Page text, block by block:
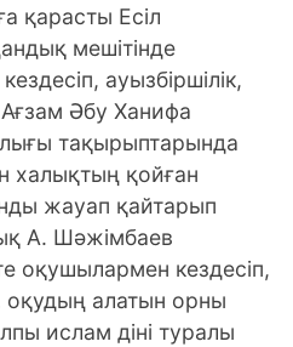
қарасты Есіл
мешітінде
ауызбіршілік,
Әбу Ханифа
тақырыптарында
халықтың қойған
жауап қайтарып
А. Шәжімбаев
оқушылармен кездесіп,
оқудың алатын орны
ислам діні туралы